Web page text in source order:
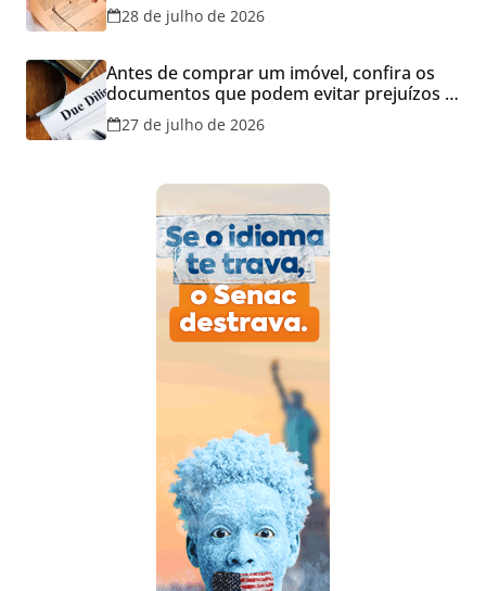
28 de julho de 2026
Antes de comprar um imóvel, confira os
documentos que podem evitar prejuízos e
disputas na justiça
27 de julho de 2026